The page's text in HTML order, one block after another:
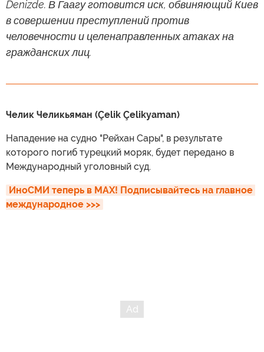
Denizde. В Гаагу готовится иск, обвиняющий Киев
в совершении преступлений против
человечности и целенаправленных атаках на
гражданских лиц.
Челик Челикьяман (Çelik Çelikyaman)
Нападение на судно "Рейхан Сары", в результате
которого погиб турецкий моряк, будет передано в
Международный уголовный суд.
ИноСМИ теперь в MAX! Подписывайтесь на главное
международное >>>